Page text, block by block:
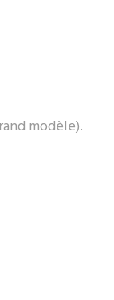
modèle).